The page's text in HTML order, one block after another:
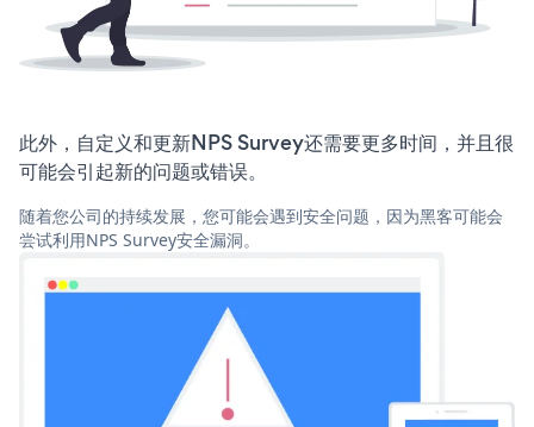
此外，自定义和更新NPS Survey还需要更多时间，并且很
可能会引起新的问题或错误。
随着您公司的持续发展，您可能会遇到安全问题，因为黑客可能会
尝试利用NPS Survey安全漏洞。